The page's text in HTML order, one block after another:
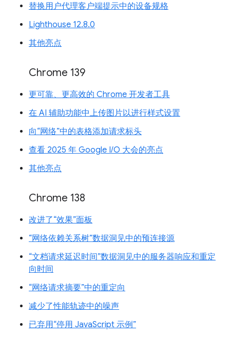
替换用户代理客户端提示中的设备规格
Lighthouse 12.8.0
其他亮点
Chrome 139
更可靠、更高效的 Chrome 开发者工具
在 AI 辅助功能中上传图片以进行样式设置
向“网络”中的表格添加请求标头
查看 2025 年 Google I/O 大会的亮点
其他亮点
Chrome 138
改进了“效果”面板
“网络依赖关系树”数据洞见中的预连接源
“文档请求延迟时间”数据洞见中的服务器响应和重定
向时间
“网络请求摘要”中的重定向
减少了性能轨迹中的噪声
已弃用“停用 JavaScript 示例”